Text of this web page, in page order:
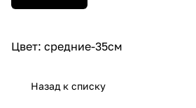
Цвет: средние-35см
Назад к списку